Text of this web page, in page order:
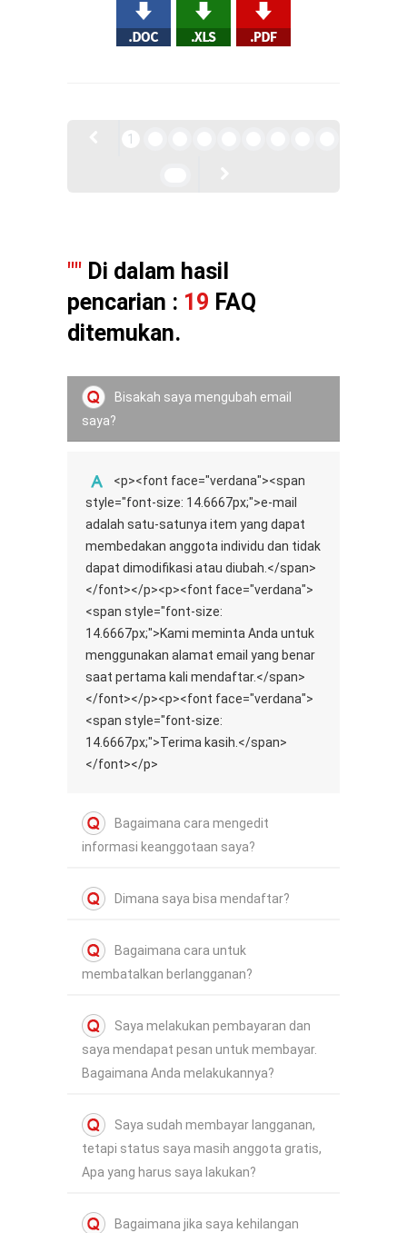
1
"" Di dalam hasil
pencarian : 19 FAQ
ditemukan.
Bisakah saya mengubah email
saya?
<p><font face="verdana"><span
style="font-size: 14.6667px;">e-mail
adalah satu-satunya item yang dapat
membedakan anggota individu dan tidak
dapat dimodifikasi atau diubah.</span>
</font></p><p><font face="verdana">
<span style="font-size:
14.6667px;">Kami meminta Anda untuk
menggunakan alamat email yang benar
saat pertama kali mendaftar.</span>
</font></p><p><font face="verdana">
<span style="font-size:
14.6667px;">Terima kasih.</span>
</font></p>
Bagaimana cara mengedit
informasi keanggotaan saya?
Dimana saya bisa mendaftar?
Bagaimana cara untuk
membatalkan berlangganan?
Saya melakukan pembayaran dan
saya mendapat pesan untuk membayar.
Bagaimana Anda melakukannya?
Saya sudah membayar langganan,
tetapi status saya masih anggota gratis,
Apa yang harus saya lakukan?
Bagaimana jika saya kehilangan